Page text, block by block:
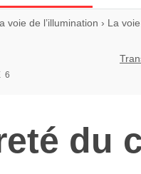
voie de l’illumination › La
6
du